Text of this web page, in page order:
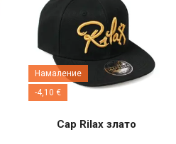
Намаление
-4,10 €
Cap Rilax злато